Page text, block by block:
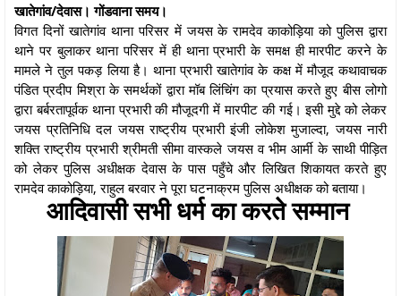
खातेगांव/देवास। गोंडवाना समय।
विगत दिनों खातेगांव थाना परिसर में जयस के रामदेव काकोड़िया को पुलिस द्वारा
थाने पर बुलाकर थाना परिसर में ही थाना प्रभारी के समक्ष ही मारपीट करने के
मामले ने तुल पकड़ लिया है। थाना प्रभारी खातेगांव के कक्ष में मौजूद कथावाचक
पंडित प्रदीप मिश्रा के समर्थकों द्वारा मॉब लिंचिंग का प्रयास करते हुए बीस लोगो
द्वारा बर्बरतापूर्वक थाना प्रभारी की मौजूदगी में मारपीट की गई। इसी मुद्दे को लेकर
जयस प्रतिनिधि दल जयस राष्ट्रीय प्रभारी इंजी लोकेश मुजाल्दा, जयस नारी
शक्ति राष्ट्रीय प्रभारी श्रीमती सीमा वास्कले जयस व भीम आर्मी के साथी पीड़ित
को लेकर पुलिस अधीक्षक देवास के पास पहुँचे और लिखित शिकायत करते हुए
रामदेव काकोड़िया, राहुल बरवार ने पूरा घटनाक्रम पुलिस अधीक्षक को बताया।
आदिवासी सभी धर्म का करते सम्मान